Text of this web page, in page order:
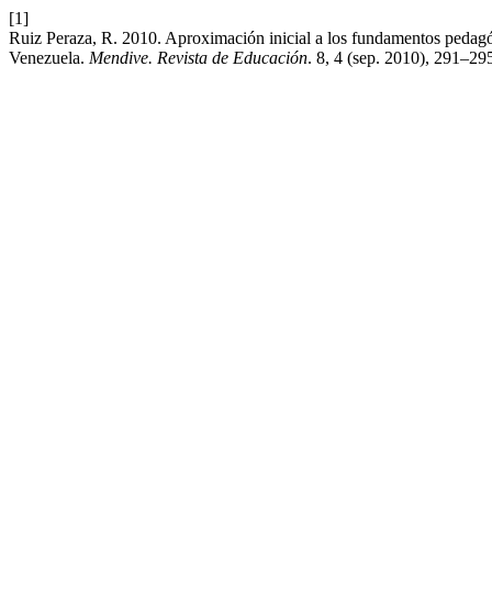
[1]
Ruiz Peraza, R. 2010. Aproximación inicial a los fundamentos
Venezuela. Mendive. Revista de Educación. 8, 4 (sep. 2010),